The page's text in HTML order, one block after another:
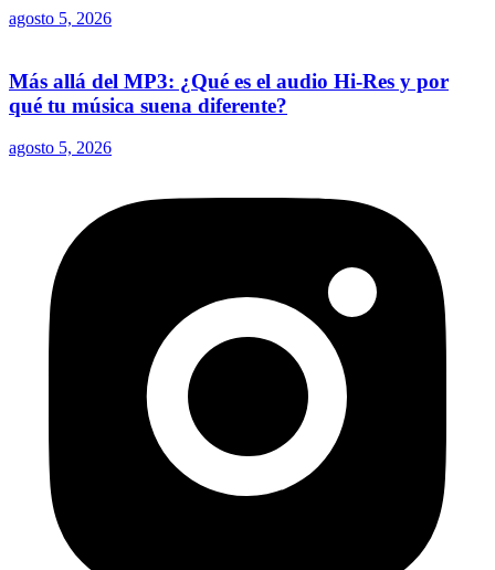
agosto 5, 2026
Más allá del MP3: ¿Qué es el audio Hi-Res y por
qué tu música suena diferente?
agosto 5, 2026